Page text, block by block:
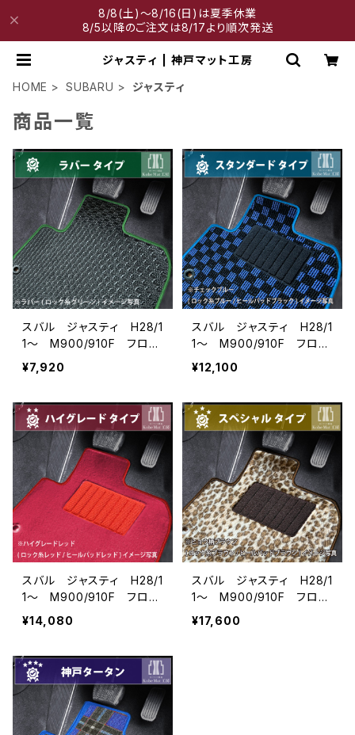
8/8(土)～8/16(日)は夏季休業
8/5以降のご注文は8/17より順次発送
ジャスティ | 神戸マット工房
HOME
SUBARU ジャスティ
商品一覧
スバル ジャスティ H28/1
1〜 M900/910F フロア
マット一式 カーマット 防
水 ラバータイプ
¥7,920
スバル ジャスティ H28/1
1〜 M900/910F フロア
マット一式 カーマット ス
タンダードタイプ
¥12,100
スバル ジャスティ H28/1
1〜 M900/910F フロア
マット一式 カーマット ハ
イグレードタイプ
¥14,080
スバル ジャスティ H28/1
1〜 M900/910F フロア
マット一式 カーマット ス
ペシャルタイプ
¥17,600